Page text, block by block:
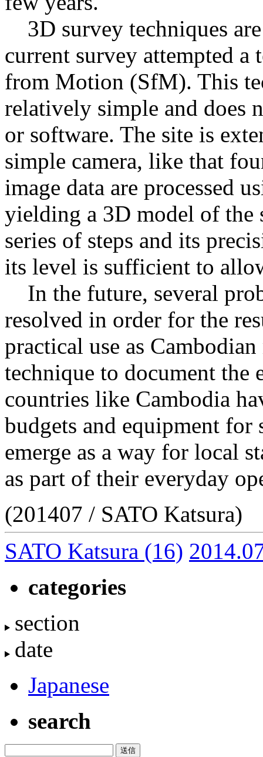
3D survey techniques
current survey attempted a
from Motion (SfM). This
relatively simple and does
or software. The site is
simple camera, like that
image data are processed
yielding a 3D model of the
series of steps and its
its level is sufficient to
In the future, several
resolved in order for the
practical use as
technique to document the
countries like Cambodia
budgets and equipment
emerge as a way for local
as part of their everyday
(201407 / SATO Katsura)
SATO Katsura (16)
categories
section
date
Japanese
search